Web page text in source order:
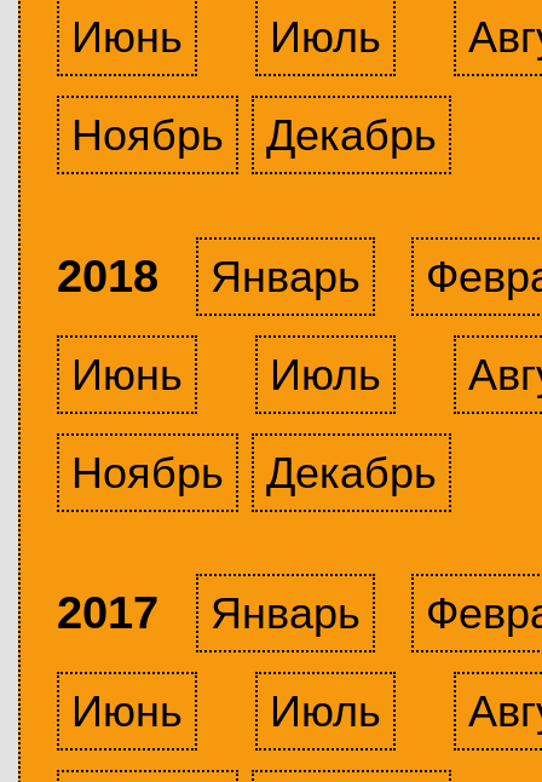
Июнь
Июль
Ноябрь
Декабрь
2018 Январь
Июнь
Июль
Ноябрь
Декабрь
2017 Январь
Июнь
Июль